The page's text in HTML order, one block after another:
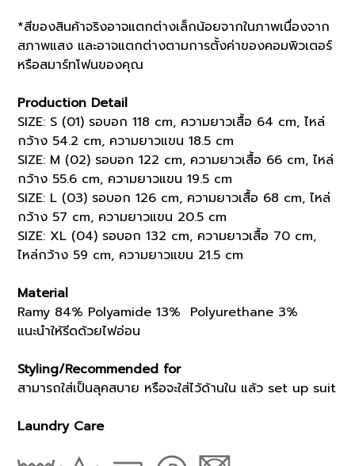
*สีของสินค้าจริงอาจแตกต่างเล็กน้อยจากในภาพเนื่องจาก
สภาพแสง และอาจแตกต่างตามการตั้งค่าของคอมพิวเตอร์
หรือสมาร์ทโฟนของคุณ
Production Detail
SIZE: S (01) รอบอก 118 cm, ความยาวเสื้อ 64 cm, ไหล่
กว้าง 54.2 cm, ความยาวแขน 18.5 cm
SIZE: M (02) รอบอก 122 cm, ความยาวเสื้อ 66 cm, ไหล่
กว้าง 55.6 cm, ความยาวแขน 19.5 cm
SIZE: L (03) รอบอก 126 cm, ความยาวเสื้อ 68 cm, ไหล่
กว้าง 57 cm, ความยาวแขน 20.5 cm
SIZE: XL (04) รอบอก 132 cm, ความยาวเสื้อ 70 cm,
ไหล่กว้าง 59 cm, ความยาวแขน 21.5 cm
Material
Ramy 84% Polyamide 13% Polyurethane 3%
แนะนำให้รีดด้วยไฟอ่อน
Styling/Recommended for
สามารถใส่เป็นลุคสบาย หรือจะใส่ไว้ด้านใน แล้ว set up suit
Laundry Care